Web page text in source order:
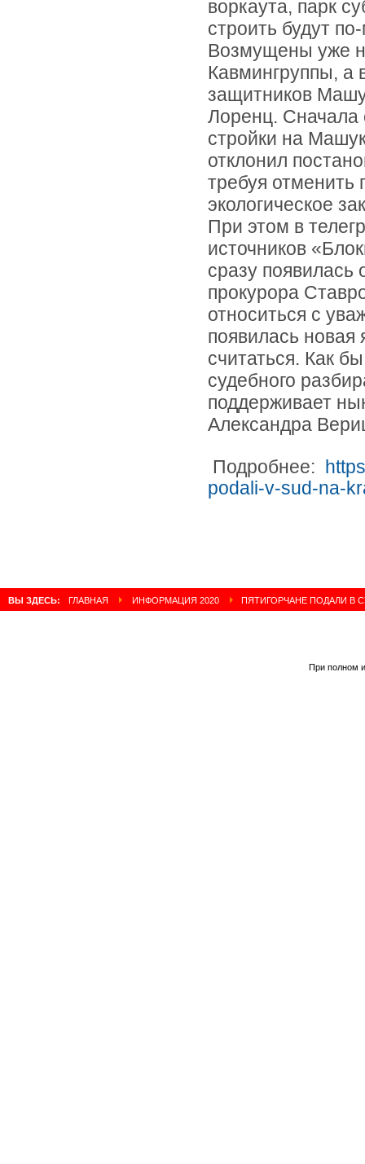
воркаута, парк
строить будут
Возмущены уже
Кавмингруппы, а
защитников
Лоренц. Сначала
стройки на
отклонил
требуя
экологическое
При этом в
источников
сразу
прокурора
относиться с
появилась новая
считаться. Как
судебного
поддерживает
Александра
Подробнее:
podali-v-sud-na-
ВЫ ЗДЕСЬ: ГЛАВНАЯ ИНФОРМАЦИЯ 2020 ПЯТИГОРЧАНЕ ПОДАЛИ В
При полном